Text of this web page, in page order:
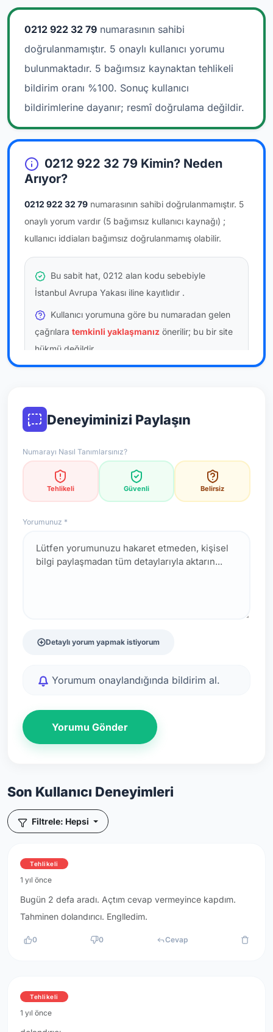
0212 922 32 79 numarasının sahibi
doğrulanmamıştır. 5 onaylı kullanıcı yorumu
bulunmaktadır. 5 bağımsız kaynaktan tehlikeli
bildirim oranı %100. Sonuç kullanıcı
bildirimlerine dayanır; resmî doğrulama değildir.
0212 922 32 79 Kimin? Neden
Arıyor?
0212 922 32 79 numarasının sahibi doğrulanmamıştır. 5
onaylı yorum vardır (5 bağımsız kullanıcı kaynağı) ;
kullanıcı iddiaları bağımsız doğrulanmamış olabilir.
Bu sabit hat, 0212 alan kodu sebebiyle
İstanbul Avrupa Yakası iline kayıtlıdır .
Kullanıcı yorumuna göre bu numaradan gelen
çağrılara temkinli yaklaşmanız önerilir; bu bir site
hükmü değildir.
Bu bilgiler onaylı kullanıcı bildirimlerine dayanır;
*Not: Değerlendirmeler onaylı kullanıcı yorumlarına göre
Deneyiminizi Paylaşın
Numarayı Nasıl Tanımlarsınız?
Tehlikeli Güvenli Belirsiz
Yorumunuz *
Detaylı yorum yapmak istiyorum
Yorumum onaylandığında bildirim al.
Yorumu Gönder
Son Kullanıcı Deneyimleri
Filtrele: Hepsi
Tehlikeli
1 yıl önce
Bugün 2 defa aradı. Açtım cevap vermeyince kapdım.
Tahminen dolandırıcı. Englledim.
0 0 Cevap
Tehlikeli
1 yıl önce